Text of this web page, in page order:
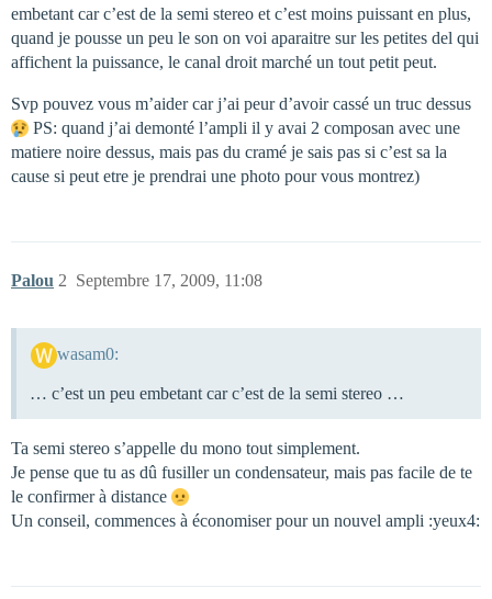
embetant car c’est de la semi stereo et c’est moins puissant en plus,
quand je pousse un peu le son on voi aparaitre sur les petites del qui
affichent la puissance, le canal droit marché un tout petit peut.
Svp pouvez vous m’aider car j’ai peur d’avoir cassé un truc dessus
PS: quand j’ai demonté l’ampli il y avai 2 composan avec une
matiere noire dessus, mais pas du cramé je sais pas si c’est sa la
cause si peut etre je prendrai une photo pour vous montrez)
Palou Septembre 17, 2009, 11:08
2
wasam0:
… c’est un peu embetant car c’est de la semi stereo …
Ta semi stereo s’appelle du mono tout simplement.
Je pense que tu as dû fusiller un condensateur, mais pas facile de te
le confirmer à distance
Un conseil, commences à économiser pour un nouvel ampli :yeux4: